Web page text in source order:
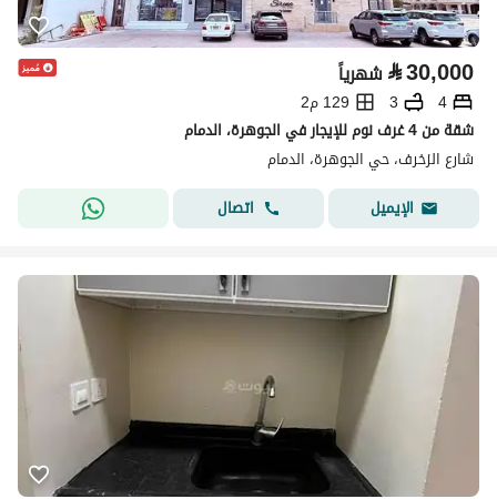
⃁30,000 شهرياً
4
3
129 م2
شقة من 4 غرف نوم للإيجار في الجوهرة، الدمام
شارع الزخرف، حي الجوهرة، الدمام
الإيميل
اتصال